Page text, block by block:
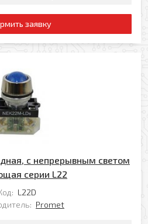
заявку
с непрерывным светом
серии L22
L22D
Promet